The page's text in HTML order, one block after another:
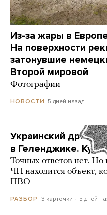
Из-за жары в
На поверхности
затонувшие
Второй мировой
Фотографии
НОВОСТИ 5 дней назад
Украинский дрон
в Геленджике. Куда
Точных ответов нет. Но
ЧП находится объект,
ПВО
РАЗБОР 3 карточки 5 дней